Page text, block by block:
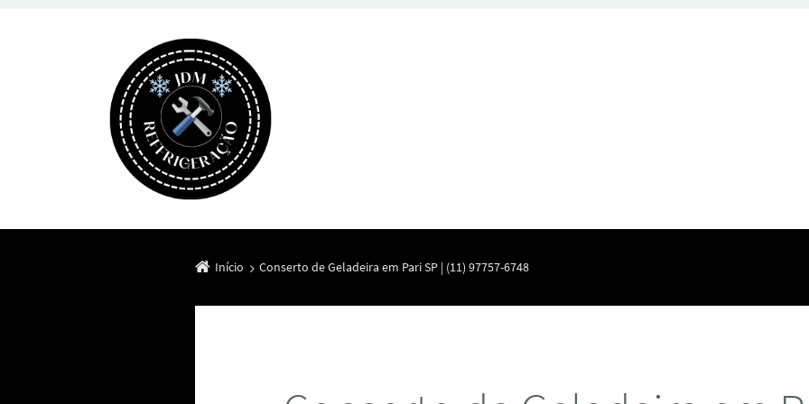
Início Conserto de Geladeira em Pari SP | (11) 97757-6748